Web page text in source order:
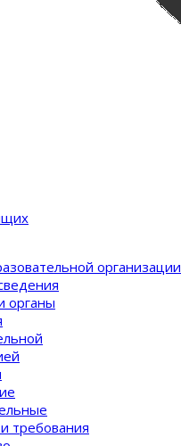
организации
органы
требования